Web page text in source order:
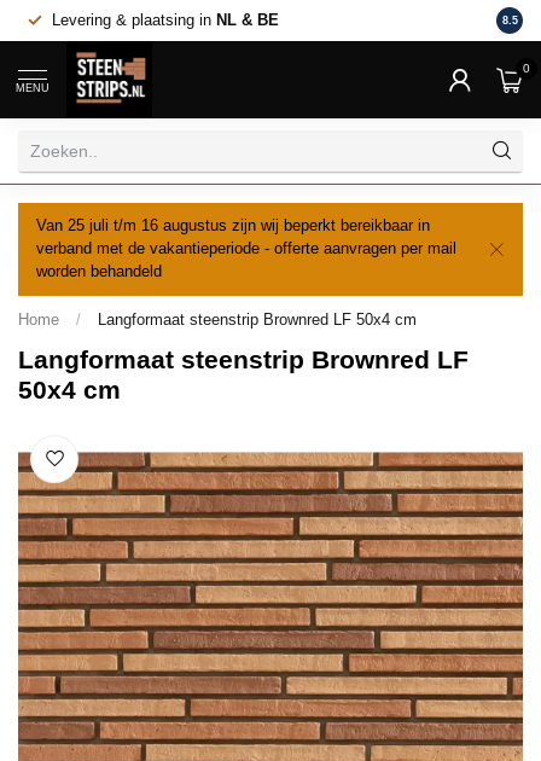
Levering & plaatsing in NL & BE Al
8.5
MENU
0
Van 25 juli t/m 16 augustus zijn wij beperkt bereikbaar in
verband met de vakantieperiode - offerte aanvragen per mail
worden behandeld
Home / Langformaat steenstrip Brownred LF 50x4 cm
Langformaat steenstrip Brownred LF
50x4 cm